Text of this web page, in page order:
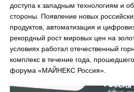
доступа к западным технологиям и
стороны. Появление новых
продуктов, автоматизация и
рекордный рост мировых цен на
условиях работал отечественный
комплекс в течение года,
форума «МАЙНЕКС Россия».